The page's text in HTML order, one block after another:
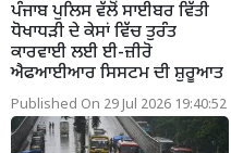
ਪੰਜਾਬ ਪੁਲਿਸ ਵੱਲੋਂ ਸਾਈਬਰ ਵਿੱਤੀ
ਧੋਖਾਧੜੀ ਦੇ ਕੇਸਾਂ ਵਿੱਚ ਤੁਰੰਤ
ਕਾਰਵਾਈ ਲਈ ਈ-ਜ਼ੀਰੋ
ਐਫਆਈਆਰ ਸਿਸਟਮ ਦੀ ਸ਼ੁਰੂਆਤ
Published On 29 Jul 2026 19:40:52